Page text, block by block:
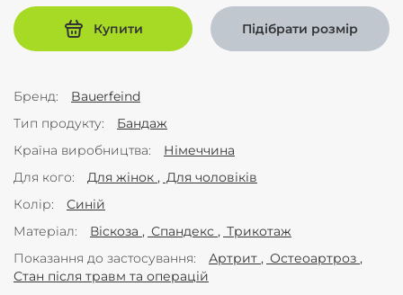
Купити Підібрати розмір
Бренд
Bauerfeind
Тип продукту
Бандаж
Країна виробництва
Німеччина
Для кого
Для жінок
Для чоловіків
Колір
Синій
Матеріал
Віскоза Спандекс
Трикотаж
Показання до застосування
Артрит
Остеоартроз
Стан після травм та операцій